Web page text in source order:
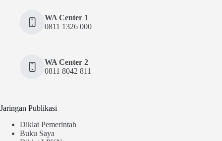
WA Center 1
0811 1326 000
WA Center 2
0811 8042 811
Jaringan Publikasi
Diklat Pemerintah
Buku Saya